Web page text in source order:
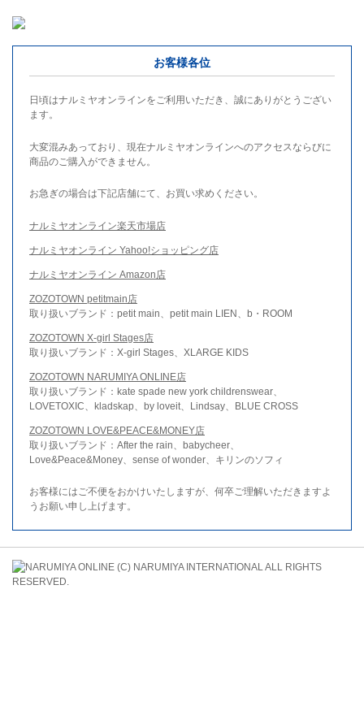
お客様各位
日頃はナルミヤオンラインをご利用いただき、誠にありがとうござい
ます。
大変混みあっており、現在ナルミヤオンラインへのアクセスならびに
商品のご購入ができません。
お急ぎの場合は下記店舗にて、お買い求めください。
ナルミヤオンライン楽天市場店
ナルミヤオンライン Yahoo!ショッピング店
ナルミヤオンライン Amazon店
ZOZOTOWN petitmain店
取り扱いブランド：petit main、petit main LIEN、b・ROOM
ZOZOTOWN X-girl Stages店
取り扱いブランド：X-girl Stages、XLARGE KIDS
ZOZOTOWN NARUMIYA ONLINE店
取り扱いブランド：kate spade new york childrenswear、
LOVETOXIC、kladskap、by loveit、Lindsay、BLUE CROSS
ZOZOTOWN LOVE&PEACE&MONEY店
取り扱いブランド：After the rain、babycheer、
Love&Peace&Money、sense of wonder、キリンのソフィ
お客様にはご不便をおかけいたしますが、何卒ご理解いただきますよ
うお願い申し上げます。